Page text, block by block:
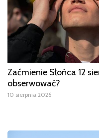
Zaćmienie Słońca 12
obserwować?
10 sierpnia 2026